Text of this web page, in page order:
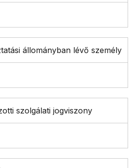
állományban lévő személy
szolgálati jogviszony